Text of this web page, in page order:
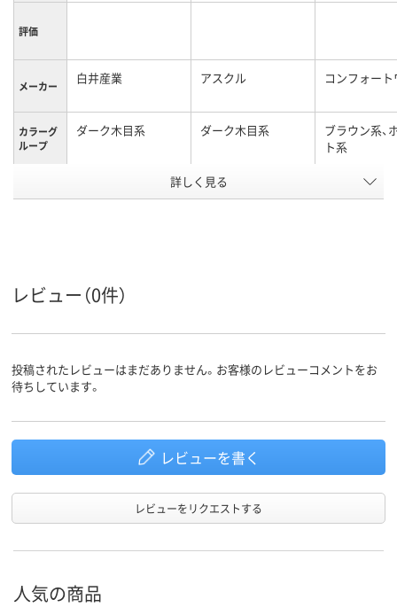
評価
メーカー 白井産業 アスクル コンフォー
カラーグ
ループ
ダーク木目系 ダーク木目系
ブラウン系、
ト系
平机
詳しく見る
レビュー（0件）
投稿されたレビューはまだありません。お客様のレビューコメントをお
待ちしています。
レビューを書く
レビューをリクエストする
人気の商品